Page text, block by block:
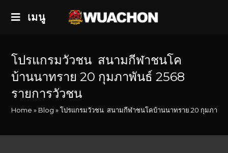
เมนู
โปรแกรมวัวชน สนามกีฬาชนโค
บ้านนาทราย 20 กุมภาพันธ์ 2568
รายการวัวชน
Home » Blog »โปรแกรมวัวชน สนามกีฬาชนโคบ้านนาทราย 20 กุมภาพัน